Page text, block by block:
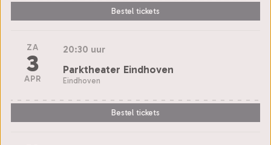
Bestel tickets
ZA
3
APR
20:30 uur
Parktheater Eindhoven
Eindhoven
Bestel tickets